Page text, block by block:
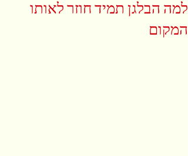
למה הבלגן תמיד חוזר לאותו
המקום